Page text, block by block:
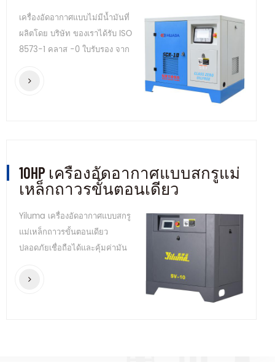
เครื่องอัดอากาศแบบไม่มีน้ำมันที่
ผลิตโดย บริษัท ของเราได้รับ ISO
8573-1 คลาส -0 ใบรับรอง จาก
ความปลอดภัยในการผลิตของผู้
10HP เครื่องอัดอากาศแบบสกรูแม่
เหล็กถาวรขั้นตอนเดียว
Yiluma เครื่องอัดอากาศแบบสกรู
แม่เหล็กถาวรขั้นตอนเดียว
ปลอดภัยเชื่อถือได้และคุ้มค่ามัน
มอเตอร์ที่ไม่เหมือนใครสามารถ